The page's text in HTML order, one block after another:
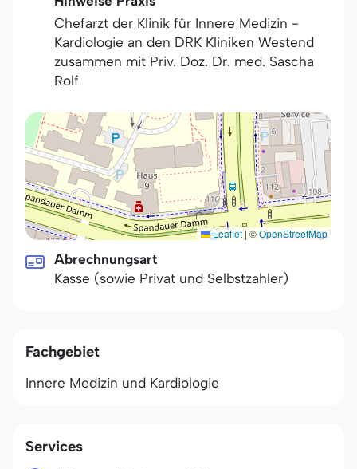
Chefarzt der Klinik für Innere Medizin -
Kardiologie an den DRK Kliniken Westend
zusammen mit Priv. Doz. Dr. med. Sascha
Rolf
Leaflet | ©OpenStreetMap
Abrechnungsart
Kasse (sowie Privat und Selbstzahler)
Fachgebiet
Innere Medizin und Kardiologie
Services